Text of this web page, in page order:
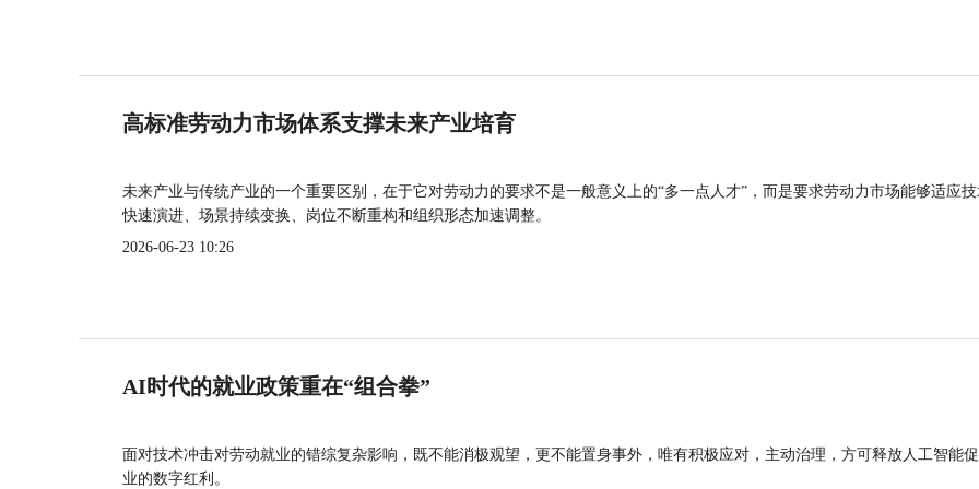
高标准劳动力市场体系支撑未来产业培育
未来产业与传统产业的一个重要区别，在于它对劳动力的要求不是一般意义上的“多一点人才”，而是要求劳动力市场能够适应
快速演进、场景持续变换、岗位不断重构和组织形态加速调整。
2026-06-23 10:26
AI时代的就业政策重在“组合拳”
面对技术冲击对劳动就业的错综复杂影响，既不能消极观望，更不能置身事外，唯有积极应对，主动治理，方可释放人工智能
业的数字红利。